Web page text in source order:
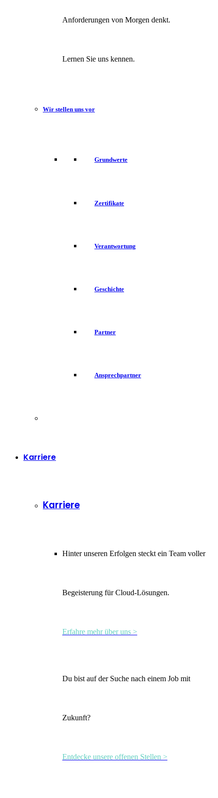
Anforderungen von Morgen denkt.
Lernen Sie uns kennen.
Wir stellen uns vor
Grundwerte
Zertifikate
Verantwortung
Geschichte
Partner
Ansprechpartner
Karriere
Karriere
Hinter unseren Erfolgen steckt ein Team voller
Begeisterung für Cloud-Lösungen.
Erfahre mehr über uns >
Du bist auf der Suche nach einem Job mit
Zukunft?
Entdecke unsere offenen Stellen >